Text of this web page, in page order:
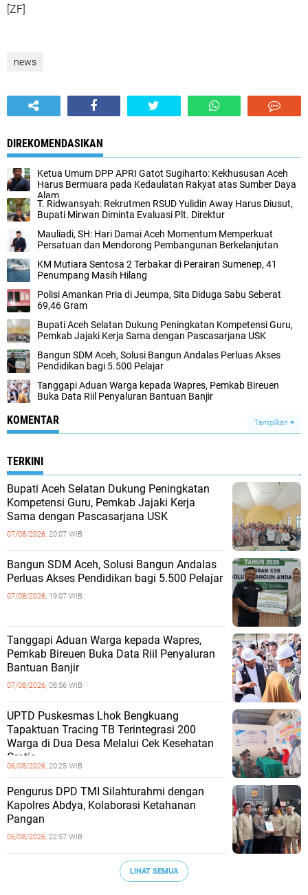
[ZF]
news
DIREKOMENDASIKAN
Ketua Umum DPP APRI Gatot Sugiharto: Kekhususan Aceh
Harus Bermuara pada Kedaulatan Rakyat atas Sumber Daya
Alam
T. Ridwansyah: Rekrutmen RSUD Yulidin Away Harus Diusut,
Bupati Mirwan Diminta Evaluasi Plt. Direktur
Mauliadi, SH: Hari Damai Aceh Momentum Memperkuat
Persatuan dan Mendorong Pembangunan Berkelanjutan
KM Mutiara Sentosa 2 Terbakar di Perairan Sumenep, 41
Penumpang Masih Hilang
Polisi Amankan Pria di Jeumpa, Sita Diduga Sabu Seberat
69,46 Gram
Bupati Aceh Selatan Dukung Peningkatan Kompetensi Guru,
Pemkab Jajaki Kerja Sama dengan Pascasarjana USK
‎Bangun SDM Aceh, Solusi Bangun Andalas Perluas Akses
Pendidikan bagi 5.500 Pelajar ‎
Tanggapi Aduan Warga kepada Wapres, Pemkab Bireuen
Buka Data Riil Penyaluran Bantuan Banjir
KOMENTAR Tampilkan
TERKINI
Bupati Aceh Selatan Dukung Peningkatan
Kompetensi Guru, Pemkab Jajaki Kerja
Sama dengan Pascasarjana USK
07/08/2026, 20:07 WIB
‎Bangun SDM Aceh, Solusi Bangun Andalas
Perluas Akses Pendidikan bagi 5.500 Pelajar ‎
07/08/2026, 19:07 WIB
Tanggapi Aduan Warga kepada Wapres,
Pemkab Bireuen Buka Data Riil Penyaluran
Bantuan Banjir
07/08/2026, 08:56 WIB
UPTD Puskesmas Lhok Bengkuang
Tapaktuan ‎Tracing TB Terintegrasi 200
Warga di Dua Desa Melalui Cek Kesehatan
Gratis
06/08/2026, 20:25 WIB
Pengurus DPD TMI Silahturahmi dengan
Kapolres Abdya, Kolaborasi Ketahanan
Pangan
06/08/2026, 22:57 WIB
LIHAT SEMUA